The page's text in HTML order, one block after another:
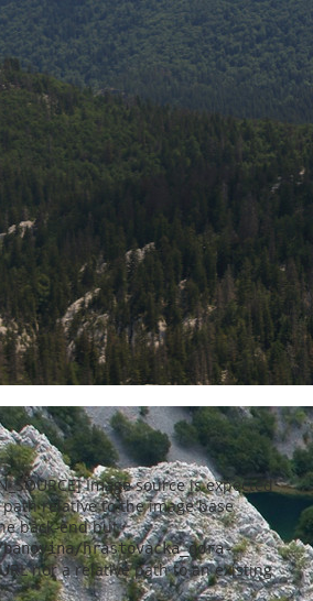
Image source is expected
relative to the image base
back-end but
hrastovacka_gora-
nor a relative path to an existing